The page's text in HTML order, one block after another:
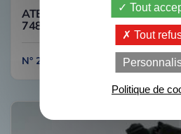
ATEGO 1828 HL7/050DCS-13
748216 MERCEDES
N° 2C431
Tout
Tout
Politique de